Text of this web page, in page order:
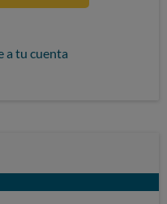
a tu cuenta